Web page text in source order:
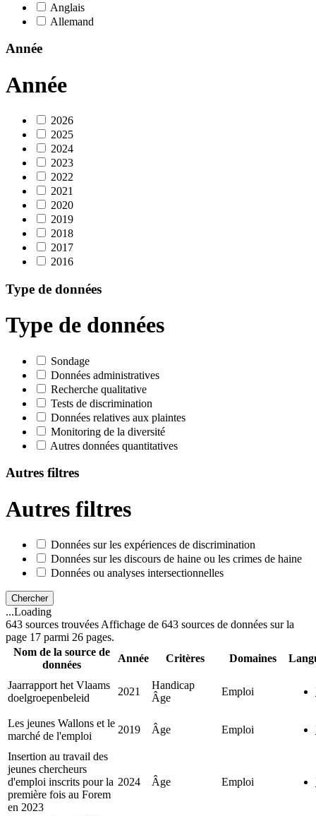
Anglais
Allemand
Année
Année
2026
2025
2024
2023
2022
2021
2020
2019
2018
2017
2016
Type de données
Type de données
Sondage
Données administratives
Recherche qualitative
Tests de discrimination
Données relatives aux plaintes
Monitoring de la diversité
Autres données quantitatives
Autres filtres
Autres filtres
Données sur les expériences de discrimination
Données sur les discours de haine ou les crimes de haine
Données ou analyses intersectionnelles
Chercher
...Loading
643 sources trouvées Affichage de 643 sources de données sur la
page 17 parmi 26 pages.
Nom de la source de
données
Année Critères Domaines
Jaarrapport het Vlaams
doelgroepenbeleid
2021
Handicap
Âge
Emploi
Les jeunes Wallons et le
marché de l'emploi
2019 Âge Emploi
Insertion au travail des
jeunes chercheurs
d'emploi inscrits pour la
première fois au Forem
en 2023
2024 Âge Emploi